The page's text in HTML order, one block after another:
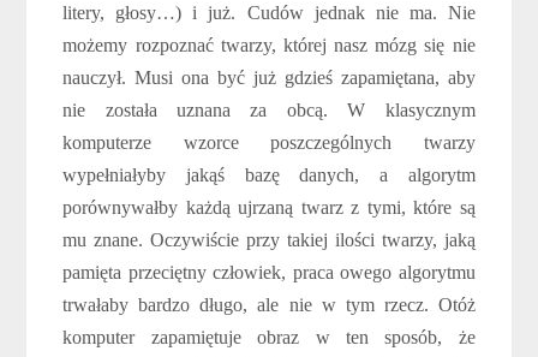
litery, głosy…) i już. Cudów jednak nie ma. Nie
możemy rozpoznać twarzy, której nasz mózg się nie
nauczył. Musi ona być już gdzieś zapamiętana, aby
nie została uznana za obcą. W klasycznym
komputerze wzorce poszczególnych twarzy
wypełniałyby jakąś bazę danych, a algorytm
porównywałby każdą ujrzaną twarz z tymi, które są
mu znane. Oczywiście przy takiej ilości twarzy, jaką
pamięta przeciętny człowiek, praca owego algorytmu
trwałaby bardzo długo, ale nie w tym rzecz. Otóż
komputer zapamiętuje obraz w ten sposób, że